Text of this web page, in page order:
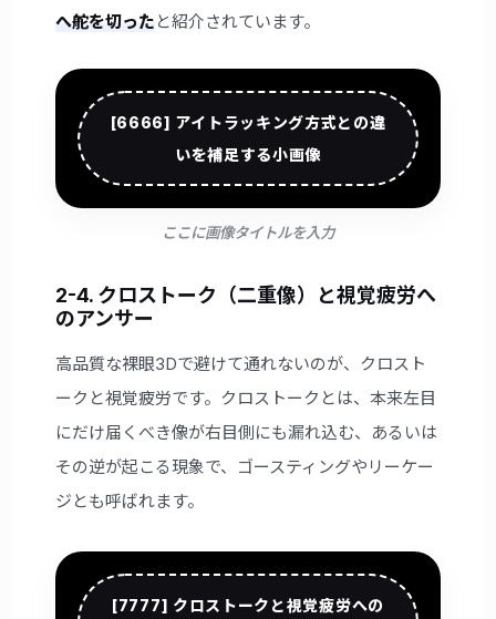
へ舵を切った と紹介されています。
[6666] アイトラッキング方式との違
いを補足する小画像
ここに画像タイトルを入力
2-4. クロストーク（二重像）と視覚疲労へ
のアンサー
高品質な裸眼3Dで避けて通れないのが、クロスト
ークと視覚疲労です。クロストークとは、本来左目
にだけ届くべき像が右目側にも漏れ込む、あるいは
その逆が起こる現象で、ゴースティングやリーケー
ジとも呼ばれます。
[7777] クロストークと視覚疲労への